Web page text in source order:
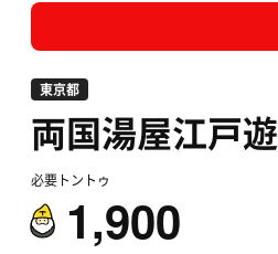
東京都
両国湯屋江戸遊
必要トントゥ
1,900